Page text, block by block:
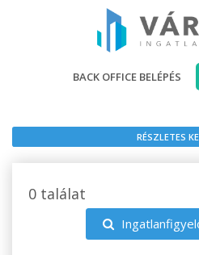
BACK OFFICE BELÉPÉS
RÉSZLETES
0 találat